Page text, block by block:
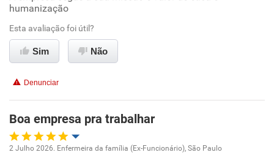
Ambiente de trabalho
Conciliação com a vida familiar
Recomenda esta empresa
Recomenda a diretoria
humanização
Esta avaliação foi útil?
Sim Não
Denunciar
Boa empresa pra trabalhar
2 Julho 2026. Enfermeira da família (Ex-Funcionário), São Paulo